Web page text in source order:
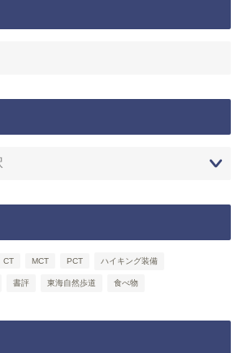
CT MCT PCT ハイキング装備
書評 東海自然歩道 食べ物